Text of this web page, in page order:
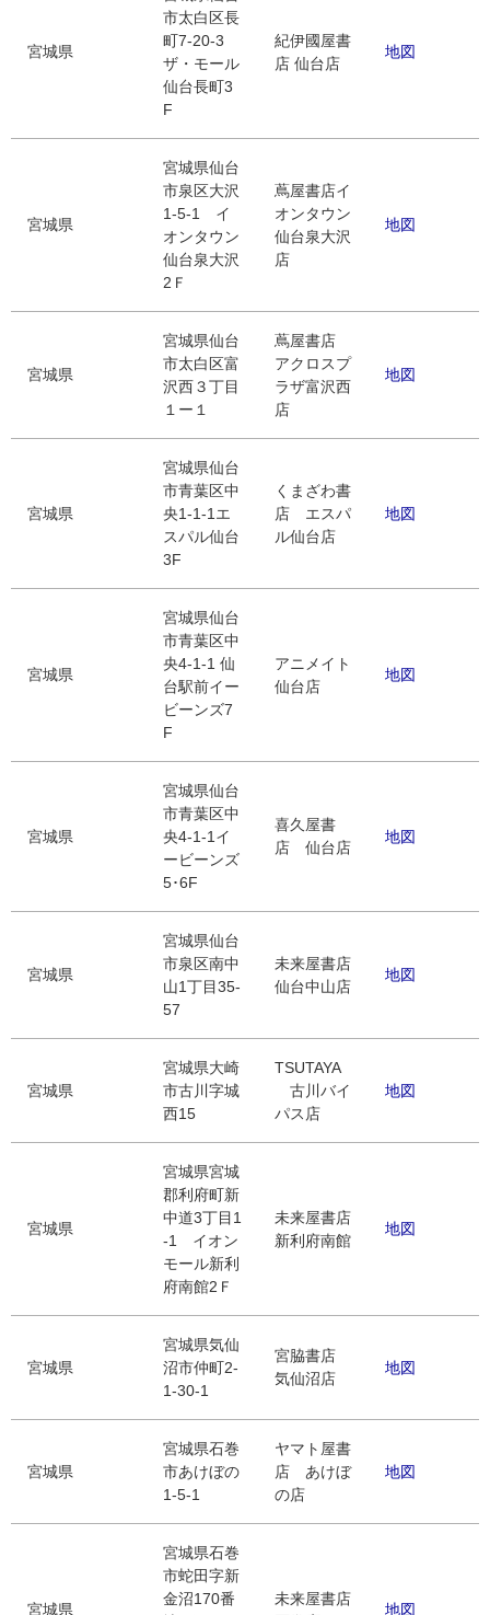
宮城県
市太白区長
町7-20-3
ザ・モール
仙台長町3
F
紀伊國屋書
店 仙台店
地図
宮城県
宮城県仙台
市泉区大沢
1-5-1 イ
オンタウン
仙台泉大沢
2Ｆ
蔦屋書店イ
オンタウン
仙台泉大沢
店
地図
宮城県
宮城県仙台
市太白区富
沢西３丁目
１ー１
蔦屋書店
アクロスプ
ラザ富沢西
店
地図
宮城県
宮城県仙台
市青葉区中
央1-1-1エ
スパル仙台
3F
くまざわ書
店 エスパ
ル仙台店
地図
宮城県
宮城県仙台
市青葉区中
央4-1-1 仙
台駅前イー
ビーンズ7
F
アニメイト
仙台店
地図
宮城県
宮城県仙台
市青葉区中
央4-1-1イ
ービーンズ
5･6F
喜久屋書
店 仙台店
地図
宮城県
宮城県仙台
市泉区南中
山1丁目35-
57
未来屋書店
仙台中山店
地図
宮城県
宮城県大崎
市古川字城
西15
TSUTAYA
古川バイ
パス店
地図
宮城県
宮城県宮城
郡利府町新
中道3丁⽬1
-1 イオン
モール新利
府南館2Ｆ
未来屋書店
新利府南館
地図
宮城県
宮城県気仙
沼市仲町2-
1-30-1
宮脇書店
気仙沼店
地図
宮城県
宮城県石巻
市あけぼの
1-5-1
ヤマト屋書
店 あけぼ
の店
地図
宮城県
宮城県石巻
市蛇田字新
金沼170番
未来屋書店
地図